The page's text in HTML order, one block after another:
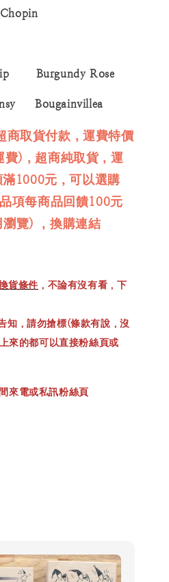
Burgundy Rose
商取貨付款，運費特價
)，超商純取貨，運
1000元，可以選購
項每商品回饋100元
覽) ，換購連結
貨條件 ，不論有沒有看，下
知，請勿搶標(條款有說，沒
來的都可以直接粉絲頁或
來電或私訊粉絲頁